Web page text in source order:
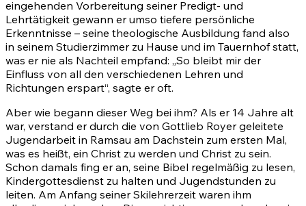
eingehenden Vorbereitung seiner Predigt- und
Lehrtätigkeit gewann er umso tiefere persönliche
Erkenntnisse – seine theologische Ausbildung fand also
in seinem Studierzimmer zu Hause und im Tauernhof statt,
was er nie als Nachteil empfand: „So bleibt mir der
Einfluss von all den verschiedenen Lehren und
Richtungen erspart“, sagte er oft.
Aber wie begann dieser Weg bei ihm? Als er 14 Jahre alt
war, verstand er durch die von Gottlieb Royer geleitete
Jugendarbeit in Ramsau am Dachstein zum ersten Mal,
was es heißt, ein Christ zu werden und Christ zu sein.
Schon damals fing er an, seine Bibel regelmäßig zu lesen,
Kindergottesdienst zu halten und Jugendstunden zu
leiten. Am Anfang seiner Skilehrerzeit waren ihm